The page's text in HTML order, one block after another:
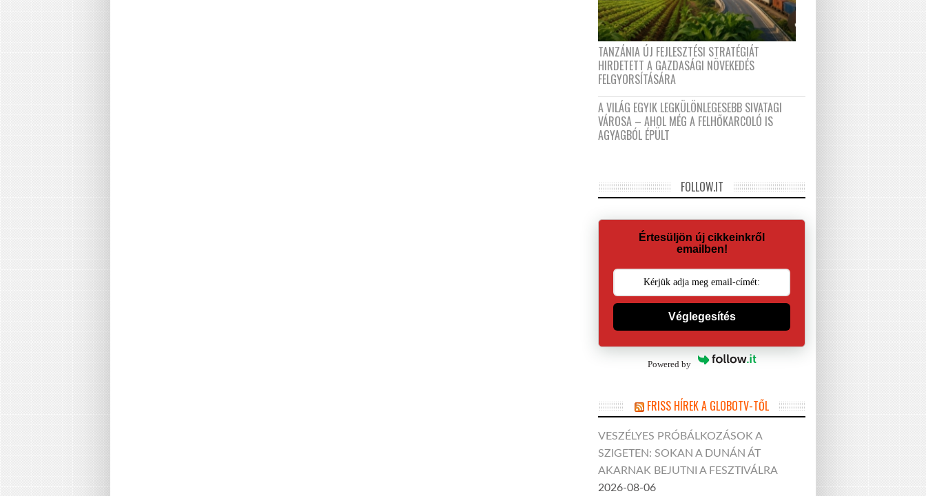
TANZÁNIA ÚJ FEJLESZTÉSI STRATÉGIÁT
HIRDETETT A GAZDASÁGI NÖVEKEDÉS
FELGYORSÍTÁSÁRA
A VILÁG EGYIK LEGKÜLÖNLEGESEBB SIVATAGI
VÁROSA – AHOL MÉG A FELHŐKARCOLÓ IS
AGYAGBÓL ÉPÜLT
FOLLOW.IT
Értesüljön új cikkeinkről
emailben!
Véglegesítés
Powered by
FRISS HÍREK A GLOBOTV-TŐL
VESZÉLYES PRÓBÁLKOZÁSOK A
SZIGETEN: SOKAN A DUNÁN ÁT
AKARNAK BEJUTNI A FESZTIVÁLRA
2026-08-06